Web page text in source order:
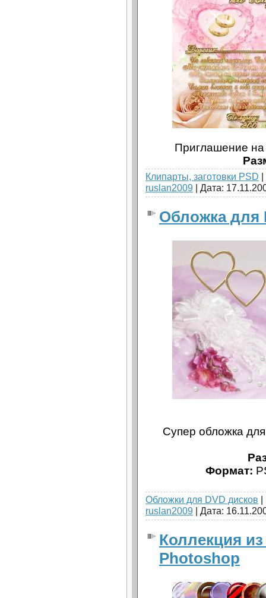
Приглашение
Клипарты, заготовки PSD
ruslan2009 | Дата:
Обложка для
Супер обложка
Формат:
Обложки для DVD дисков
ruslan2009 | Дата:
Коллекция
Photoshop